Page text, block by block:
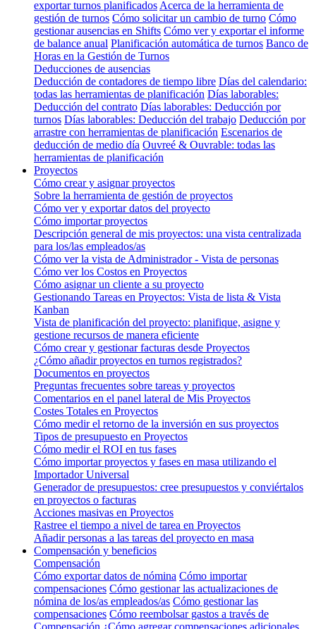
exportar turnos planificados Acerca de la herramienta de
gestión de turnos Cómo solicitar un cambio de turno Cómo
gestionar ausencias en Shifts Cómo ver y exportar el informe
de balance anual Planificación automática de turnos Banco de
Horas en la Gestión de Turnos
Deducciones de ausencias
Deducción de contadores de tiempo libre Días del calendario:
todas las herramientas de planificación Días laborables:
Deducción del contrato Días laborables: Deducción por
turnos Días laborables: Deducción del trabajo Deducción por
arrastre con herramientas de planificación Escenarios de
deducción de medio día Ouvreé & Ouvrable: todas las
herramientas de planificación
Proyectos
Cómo crear y asignar proyectos
Sobre la herramienta de gestión de proyectos
Cómo ver y exportar datos del proyecto
Cómo importar proyectos
Descripción general de mis proyectos: una vista centralizada
para los/las empleados/as
Cómo ver la vista de Administrador - Vista de personas
Cómo ver los Costos en Proyectos
Cómo asignar un cliente a su proyecto
Gestionando Tareas en Proyectos: Vista de lista & Vista
Kanban
Vista de planificación del proyecto: planifique, asigne y
gestione recursos de manera eficiente
Cómo crear y gestionar facturas desde Proyectos
¿Cómo añadir proyectos en turnos registrados?
Documentos en proyectos
Preguntas frecuentes sobre tareas y proyectos
Comentarios en el panel lateral de Mis Proyectos
Costes Totales en Proyectos
Cómo medir el retorno de la inversión en sus proyectos
Tipos de presupuesto en Proyectos
Cómo medir el ROI en tus fases
Cómo importar proyectos y fases en masa utilizando el
Importador Universal
Generador de presupuestos: cree presupuestos y conviértalos
en proyectos o facturas
Acciones masivas en Proyectos
Rastree el tiempo a nivel de tarea en Proyectos
Añadir personas a las tareas del proyecto en masa
Compensación y beneficios
Compensación
Cómo exportar datos de nómina Cómo importar
compensaciones Cómo gestionar las actualizaciones de
nómina de los/as empleados/as Cómo gestionar las
compensaciones Cómo reembolsar gastos a través de
Compensación ¿Cómo agregar compensaciones adicionales